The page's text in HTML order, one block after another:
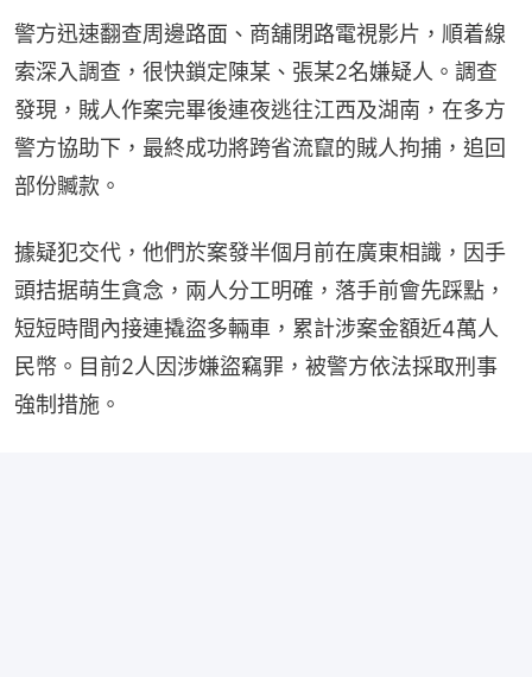
警方迅速翻查周邊路面、商舖閉路電視影片，順着線
索深入調查，很快鎖定陳某、張某2名嫌疑人。調查
發現，賊人作案完畢後連夜逃往江西及湖南，在多方
警方協助下，最終成功將跨省流竄的賊人拘捕，追回
部份贓款。
據疑犯交代，他們於案發半個月前在廣東相識，因手
頭拮据萌生貪念，兩人分工明確，落手前會先踩點，
短短時間內接連撬盜多輛車，累計涉案金額近4萬人
民幣。目前2人因涉嫌盜竊罪，被警方依法採取刑事
強制措施。